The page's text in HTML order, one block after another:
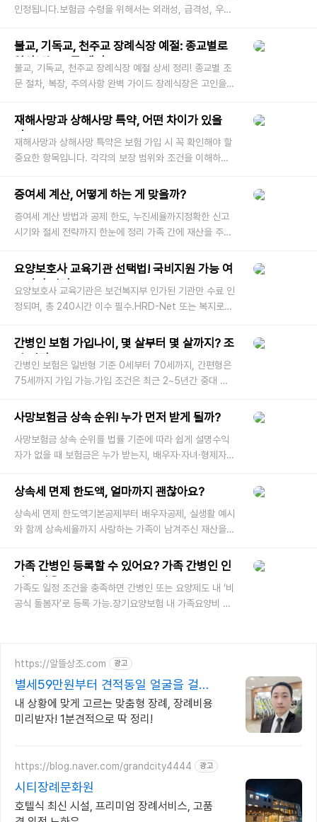
인정됩니다.보험금 수령을 위해서는 외래성, 급격성, 우연
기준이란?재해사망
불교, 기독교, 천주교 장례식장 예절: 종교별로
알아보는 조문 매너
불교, 기독교, 천주교 장례식장 예절 상세 정리! 종교별 조
문 절차, 복장, 주의사항 완벽 가이드 장례식장은 고인을
절과 절차가
재해사망과 상해사망 특약, 어떤 차이가 있을
까?
재해사망과 상해사망 특약은 보험 가입 시 꼭 확인해야 할
중요한 항목입니다. 각각의 보장 범위와 조건을 이해하고
는 두 특약의 차이
증여세 계산, 어떻게 하는 게 맞을까?
증여세 계산 방법과 공제 한도, 누진세율까지정확한 신고
시기와 절세 전략까지 한눈에 정리 가족 간에 재산을 주고
단순한 증여라
요양보호사 교육기관 선택법! 국비지원 가능 여
부까지 정리
요양보호사 교육기관은 보건복지부 인가된 기관만 수료 인
정되며, 총 240시간 이수 필수.HRD-Net 또는 복지로에
호사 자격증을 취득하려면
간병인 보험 가입나이, 몇 살부터 몇 살까지? 조
건 정리
간병인 보험은 일반형 기준 0세부터 70세까지, 간편형은
75세까지 가입 가능.가입 조건은 최근 2~5년간 중대 질
나요?” 실제로 많은 분들
사망보험금 상속 순위! 누가 먼저 받게 될까?
사망보험금 상속 순위를 법률 기준에 따라 쉽게 설명수익
자가 없을 때 보험금은 누가 받는지, 배우자·자녀·형제자매
사망했을 때 보험
상속세 면제 한도액, 얼마까지 괜찮아요?
상속세 면제 한도액기본공제부터 배우자공제, 실생활 예시
와 함께 상속세율까지 사랑하는 가족이 남겨주신 재산을
찾아오죠.바로, **“
가족 간병인 등록할 수 있어요? 가족 간병인 인
정 조건은?
가족도 일정 조건을 충족하면 간병인 또는 요양제도 내 ‘비
공식 돌봄자’로 등록 가능.장기요양보험 내 가족요양비 지
https://알뜰상조.com 광고
별세59만원부터 견적동일 얼굴을 걸고
처음부터 끝까지
내 상황에 맞게 고르는 맞춤형 장례, 장례비용
미리받자! 1분견적으로 딱 정리!
https://blog.naver.com/grandcity4444 광고
시티장례문화원
호텔식 최신 시설, 프리미엄 장례서비스, 고품